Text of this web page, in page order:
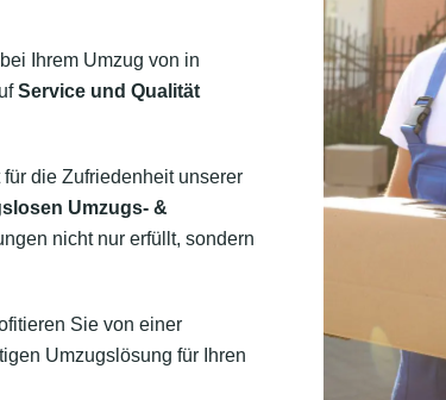
Ihrem Umzug von in
Service und Qualität
die Zufriedenheit unserer
Umzugs- &
nicht nur erfüllt, sondern
Sie von einer
Umzugslösung für Ihren